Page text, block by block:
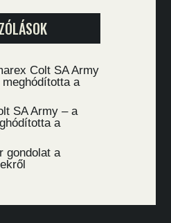
Colt SA Army
a
SA Army – a
a
gondolat a